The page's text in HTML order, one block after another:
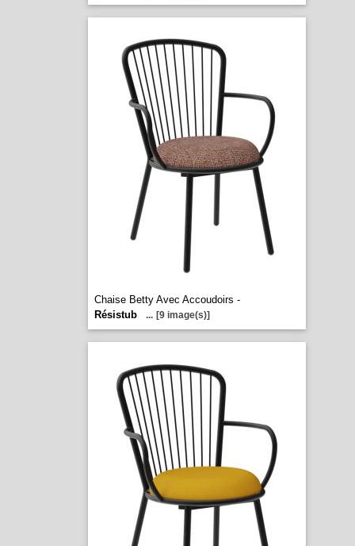
Chaise Betty Avec Accoudoirs -
Résistub
... [9 image(s)]